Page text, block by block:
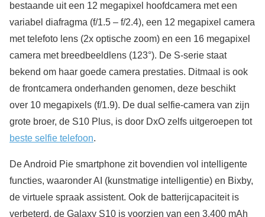
bestaande uit een 12 megapixel hoofdcamera met een
variabel diafragma (f/1.5 – f/2.4), een 12 megapixel camera
met telefoto lens (2x optische zoom) en een 16 megapixel
camera met breedbeeldlens (123°). De S-serie staat
bekend om haar goede camera prestaties. Ditmaal is ook
de frontcamera onderhanden genomen, deze beschikt
over 10 megapixels (f/1.9). De dual selfie-camera van zijn
grote broer, de S10 Plus, is door DxO zelfs uitgeroepen tot
beste selfie telefoon.
De Android Pie smartphone zit bovendien vol intelligente
functies, waaronder AI (kunstmatige intelligentie) en Bixby,
de virtuele spraak assistent. Ook de batterijcapaciteit is
verbeterd, de Galaxy S10 is voorzien van een 3.400 mAh